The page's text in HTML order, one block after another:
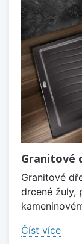
Granitové
Granitové
drcené žuly,
Číst více